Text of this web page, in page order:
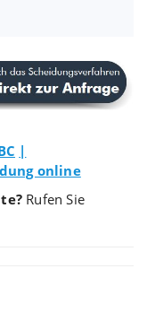
|
online
Rufen Sie